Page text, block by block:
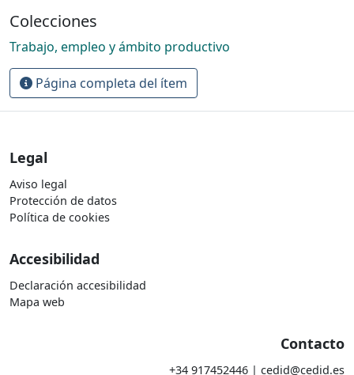
Colecciones
Trabajo, empleo y ámbito productivo
Página completa del ítem
Legal
Aviso legal
Protección de datos
Política de cookies
Accesibilidad
Declaración accesibilidad
Mapa web
Contacto
+34 917452446 | cedid@cedid.es